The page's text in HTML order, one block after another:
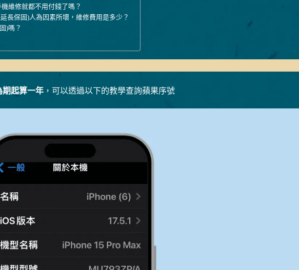
維修就都不用付錢了嗎？
長保固)人為因素所壞，維修費用是多少？
)嗎？
期起算一年 ，可以透過以下的教學查詢蘋果序號